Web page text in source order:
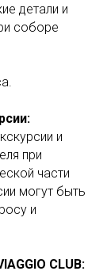
детали и
соборе
и
при
части
могут быть
и
CLUB: